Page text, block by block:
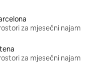
za mjesečni najam
za mjesečni najam